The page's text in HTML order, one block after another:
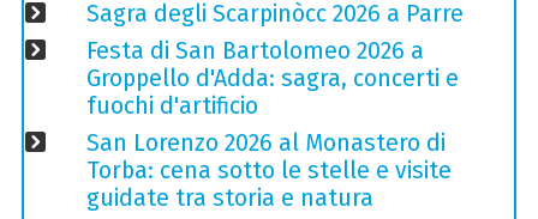
Sagra degli Scarpinòcc 2026 a Parre
Festa di San Bartolomeo 2026 a
Groppello d'Adda: sagra, concerti e
fuochi d'artificio
San Lorenzo 2026 al Monastero di
Torba: cena sotto le stelle e visite
guidate tra storia e natura